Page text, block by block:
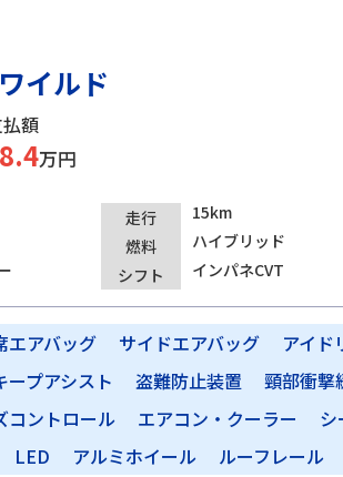
イルド
額
万円
走行 15km
燃料 ハイブリッド
シフト インパネCVT
エアバッグ サイドエアバッグ アイド
ープアシスト 盗難防止装置 頸部衝撃
コントロール エアコン・クーラー シ
LED アルミホイール ルーフレール